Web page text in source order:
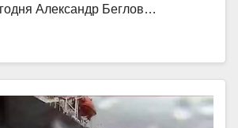
Александр Беглов…